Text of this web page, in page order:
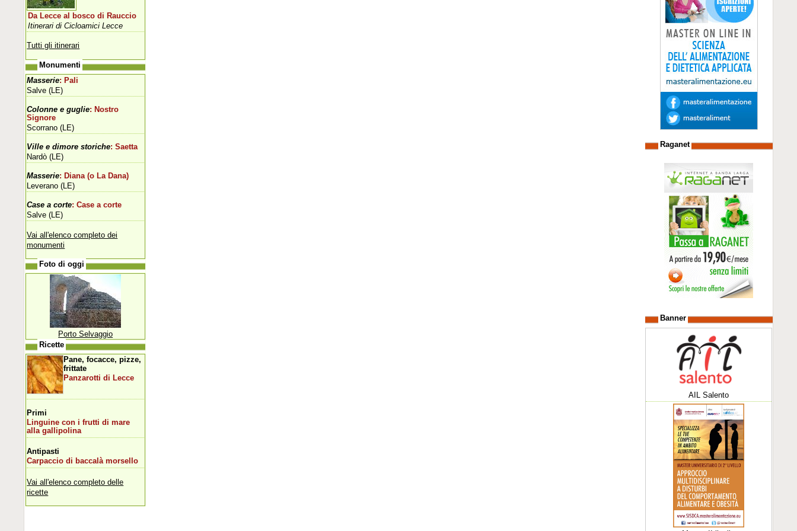
Da Lecce al bosco di Rauccio
Itinerari di Cicloamici Lecce
Tutti gli itinerari
Monumenti
Masserie: Pali
Salve (LE)
Colonne e guglie: Nostro
Signore
Scorrano (LE)
Ville e dimore storiche: Saetta
Nardò (LE)
Masserie: Diana (o La Dana)
Leverano (LE)
Case a corte: Case a corte
Salve (LE)
Vai all'elenco completo dei
monumenti
Foto di oggi
Porto Selvaggio
Ricette
Pane, focacce, pizze,
frittate
Panzarotti di Lecce
Primi
Linguine con i frutti di mare
alla gallipolina
Antipasti
Carpaccio di baccalà morsello
Vai all'elenco completo delle
ricette
Raganet
Banner
AIL Salento